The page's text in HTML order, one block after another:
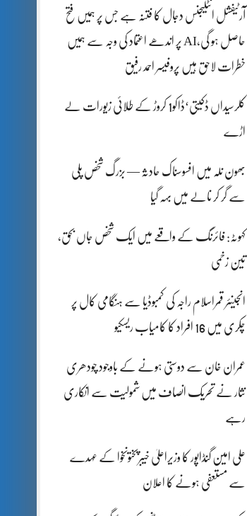
آرٹیفشل انٹلیجنس دجال کا فتنہ ہے جس پر ہمیں فتح
حاصل ہو گی،AI پر اندھے اعتماد کی وجہ سے ہمیں
خطرات لاحق ہیں پروفیسر احمد رفیق
کلرسیداں ڈکیتی‘ڈاکو1 کروڑ کے طلائی زیورات لے
اڑے
بھون نلہ میں افسوسناک حادثہ — بزرگ شخص پلی
سے گر کر نالے میں بہہ گیا
کہوٹہ: فائرنگ کے واقعے میں ایک شخص جاں بحق،
تین زخمی
انجینئر قمراسلام راجہ کی کمبوڈیا سے ہنگامی کال پر
چکری میں 16 افراد کا کامیاب ریسکیو
عمران خان سے دوستی ہونے کے باوجود چودھری
نثار نے تحریک انصاف میں شمولیت سے انکاری
رہے
علی امین گنڈاپور کا وزیراعلیٰ خیبرپختونخوا کے عہدے
سے مستعفی ہونے کا اعلان